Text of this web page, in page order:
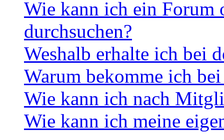
Wie kann ich ein Forum
durchsuchen?
Weshalb erhalte ich bei
Warum bekomme ich
Wie kann ich nach
Wie kann ich meine